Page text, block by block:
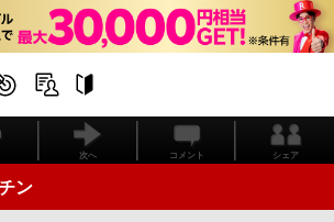
次へ コメント シェア
ン